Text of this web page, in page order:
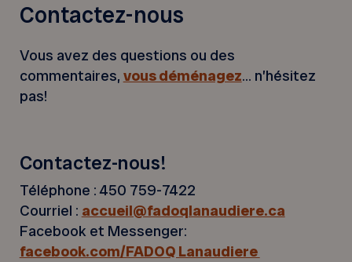
Contactez-nous
Vous avez des questions ou des
commentaires, vous déménagez… n’hésitez
pas!
Contactez-nous!
Téléphone : 450 759-7422
Courriel : accueil@fadoqlanaudiere.ca
Facebook et Messenger:
facebook.com/FADOQ Lanaudiere